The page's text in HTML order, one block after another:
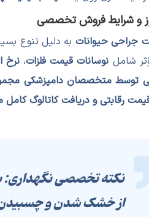
و شرایط فروش تخصصی
جراحی حیوانات به دلیل تنوع
شامل نوسانات قیمت فلزات،نرخ
توسط متخصصان دامپزشکی
رقابتی و دریافت کاتالوگ
نکته تخصصی نگهداری:
از خشک شدن و چسبیدن